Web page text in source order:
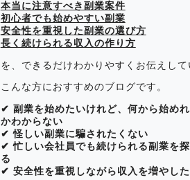
本当に注意すべき副業案件
初心者でも始めやすい副業
安全性を重視した副業の選び方
長く続けられる収入の作り方
を、できるだけわかりやすくお伝えして
こんな方におすすめのブログです。
✔ 副業を始めたいけれど、何から始め
かわからない
✔ 怪しい副業に騙されたくない
✔ 忙しい会社員でも続けられる副業を
る
✔ 安全性を重視しながら収入を増やし